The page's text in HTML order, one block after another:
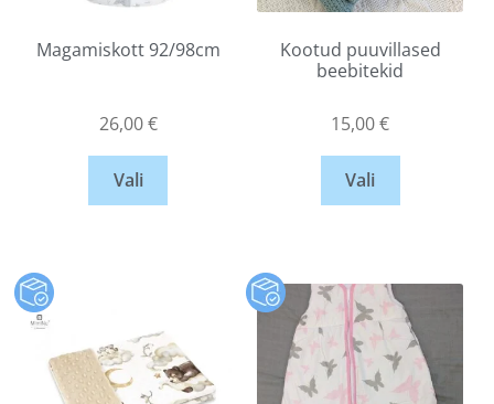
Magamiskott 92/98cm
26,00€
Vali
Kootud puuvillased
beebitekid
15,00€
Vali